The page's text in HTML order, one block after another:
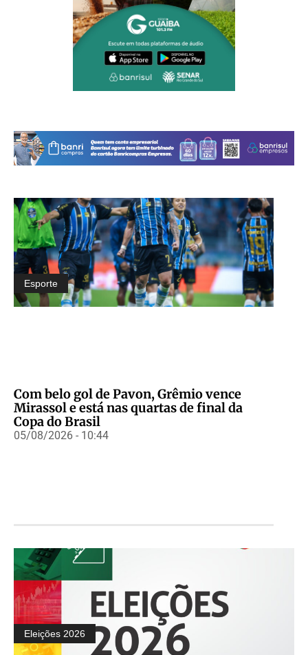
Esporte
Com belo gol de Pavon, Grêmio vence
Mirassol e está nas quartas de final da
Copa do Brasil
05/08/2026 - 10:44
Eleições 2026